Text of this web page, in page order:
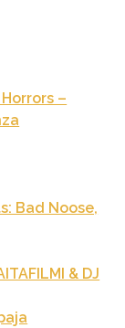
–
Bad Noose,
& DJ